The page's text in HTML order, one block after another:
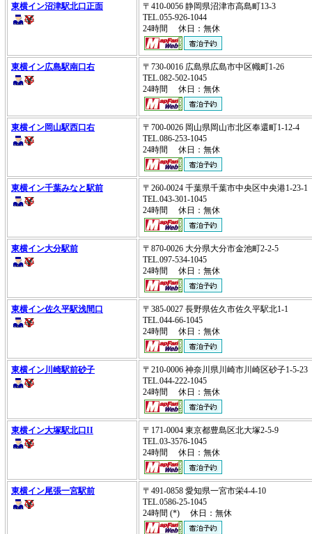
東横イン沼津駅北口正面
〒410-0056 静岡県沼津市高島町13-3
TEL.055-926-1044
24時間 休日：無休
東横イン広島駅南口右
〒730-0016 広島県広島市中区幟町1-26
TEL.082-502-1045
24時間 休日：無休
東横イン岡山駅西口右
〒700-0026 岡山県岡山市北区奉還町1-12-4
TEL.086-253-1045
24時間 休日：無休
東横イン千葉みなと駅前
〒260-0024 千葉県千葉市中央区中央港1-
TEL.043-301-1045
24時間 休日：無休
東横イン大分駅前
〒870-0026 大分県大分市金池町2-2-5
TEL.097-534-1045
24時間 休日：無休
東横イン佐久平駅浅間口
〒385-0027 長野県佐久市佐久平駅北1-1
TEL.044-66-1045
24時間 休日：無休
東横イン川崎駅前砂子
〒210-0006 神奈川県川崎市川崎区砂子1-5-
TEL.044-222-1045
24時間 休日：無休
東横イン大塚駅北口II
〒171-0004 東京都豊島区北大塚2-5-9
TEL.03-3576-1045
24時間 休日：無休
東横イン尾張一宮駅前
〒491-0858 愛知県一宮市栄4-4-10
TEL.0586-25-1045
24時間 (*) 休日：無休